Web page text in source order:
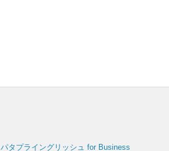
パタプライングリッシュ for Business